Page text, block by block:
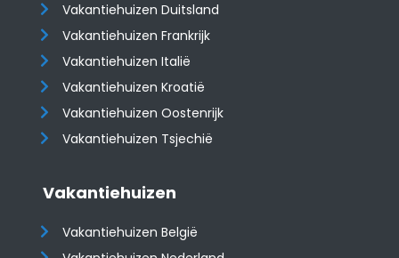
Vakantiehuizen Duitsland
Vakantiehuizen Frankrijk
Vakantiehuizen Italië
Vakantiehuizen Kroatië
​​​​​​​Vakantiehuizen Oostenrijk
Vakantiehuizen Tsjechië
Vakantiehuizen
Vakantiehuizen België